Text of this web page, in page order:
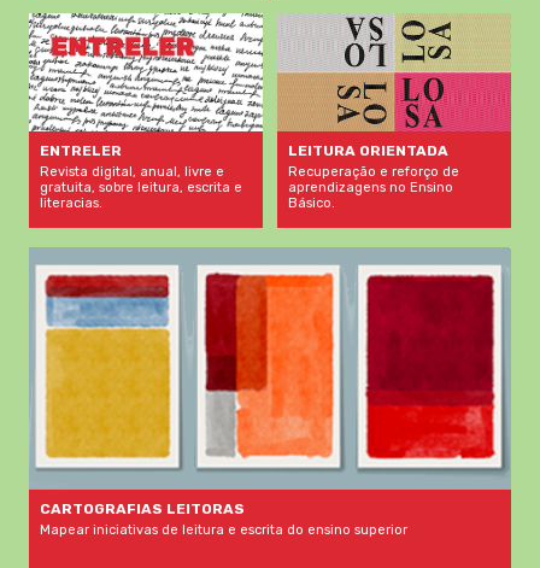
ENTRELER
Revista digital, anual, livre e
gratuita, sobre leitura, escrita e
literacias.
LEITURA ORIENTADA
Recuperação e reforço de
aprendizagens no Ensino
Básico.
CARTOGRAFIAS LEITORAS
Mapear iniciativas de leitura e escrita do ensino superior